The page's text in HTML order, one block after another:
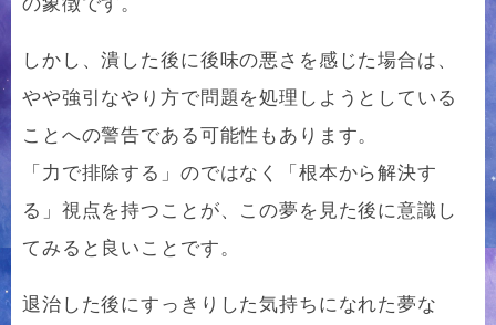
しかし、潰した後に後味の悪さを感じた場合は、
やや強引なやり方で問題を処理しようとしている
ことへの警告である可能性もあります。
「力で排除する」のではなく「根本から解決す
る」視点を持つことが、この夢を見た後に意識し
てみると良いことです。
退治した後にすっきりした気持ちになれた夢な